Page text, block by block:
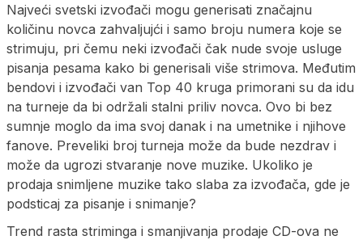
Najveći svetski izvođači mogu generisati značajnu
količinu novca zahvaljujći i samo broju numera koje se
strimuju, pri čemu neki izvođači čak nude svoje usluge
pisanja pesama kako bi generisali više strimova. Međutim
bendovi i izvođači van Top 40 kruga primorani su da idu
na turneje da bi održali stalni priliv novca. Ovo bi bez
sumnje moglo da ima svoj danak i na umetnike i njihove
fanove. Preveliki broj turneja može da bude nezdrav i
može da ugrozi stvaranje nove muzike. Ukoliko je
prodaja snimljene muzike tako slaba za izvođača, gde je
podsticaj za pisanje i snimanje?
Trend rasta striminga i smanjivanja prodaje CD-ova ne